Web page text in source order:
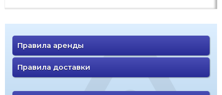
Правила аренды
Правила доставки